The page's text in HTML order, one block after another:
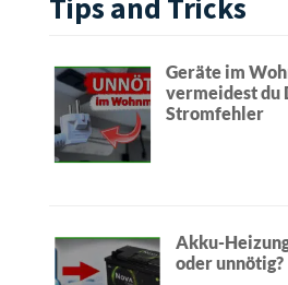
Tips and Tricks
Geräte im
vermeidest du
Stromfehler
Akku-
oder unnötig?